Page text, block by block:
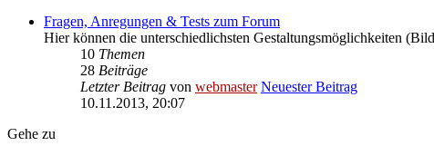
Fragen, Anregungen & Tests zum Forum
Hier können die unterschiedlichsten Gestaltungsmöglichkeiten
10 Themen
28 Beiträge
Letzter Beitrag von webmaster Neuester Beitrag
10.11.2013, 20:07
Gehe zu